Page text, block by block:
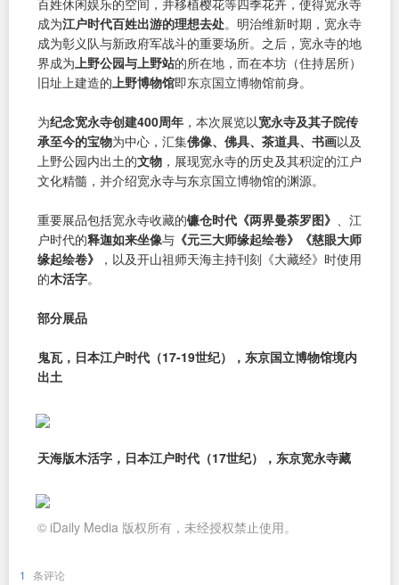
成为江户时代百姓出游的理想去处。明治维新时期，宽永寺
成为彰义队与新政府军战斗的重要场所。之后，宽永寺的地
界成为 上野公园与上野站的所在地，而在本坊（住持居所）
旧址上建造的 上野博物馆即东京国立博物馆前身。
为纪念宽永寺创建400周年 ，本次展览以宽永寺及其子院传
承至今的宝物为中心，汇集佛像、佛具、茶道具、书画以及
上野公园内出土的文物 ，展现宽永寺的历史及其积淀的江户
文化精髓，并介绍宽永寺与东京国立博物馆的渊源。
重要展品包括宽永寺收藏的镰仓时代《两界曼荼罗图》
、江
户时代的释迦如来坐像与 《元三大师缘起绘卷》《慈眼大师
缘起绘卷》
，以及开山祖师天海主持刊刻《大藏经》时使用
的木活字。
部分展品
鬼瓦，日本江户时代（17-19世纪），东京国立博物馆境内
出土
天海版木活字，日本江户时代（17世纪），东京宽永寺藏
© iDaily Media 版权所有，未经授权禁止使用。
1 条评论